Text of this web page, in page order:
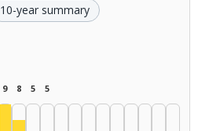
10-year summary
9 8 5 5